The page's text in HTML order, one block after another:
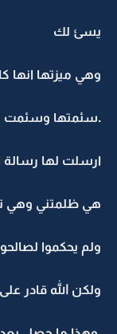
يسئ لك
وهي ميزتها انها
.سئمتها وسئمت
ارسلت لها رسالة
هي ظلمتني وهي
ولم يحكموا
ولكن الله قادر